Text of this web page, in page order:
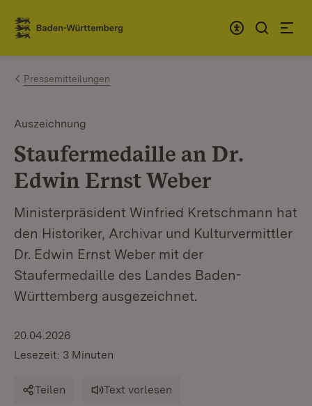
Zum Inhalt springen
Link zur Startseite
Pressemitteilungen
Auszeichnung
Staufermedaille an Dr.
Edwin Ernst Weber
Ministerpräsident Winfried Kretschmann hat
den Historiker, Archivar und Kulturvermittler
Dr. Edwin Ernst Weber mit der
Staufermedaille des Landes Baden-
Württemberg ausgezeichnet.
20.04.2026
Lesezeit: 3 Minuten
Teilen Text vorlesen